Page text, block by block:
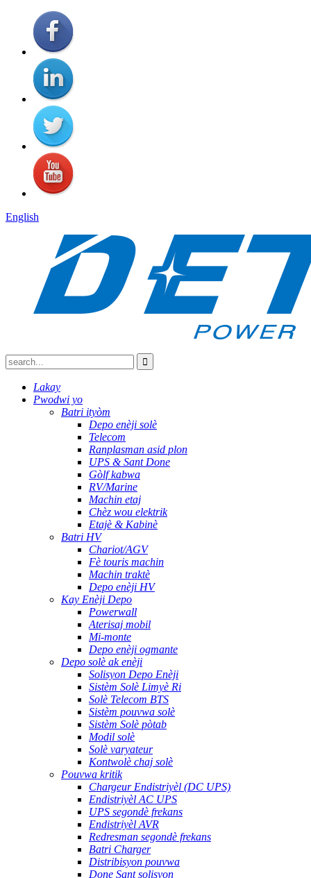
English
Lakay
Pwodwi yo
Batri ityòm
Depo enèji solè
Telecom
Ranplasman asid plon
UPS & Sant Done
Gòlf kabwa
RV/Marine
Machin etaj
Chèz wou elektrik
Etajè & Kabinè
Batri HV
Chariot/AGV
Fè touris machin
Machin traktè
Depo enèji HV
Kay Enèji Depo
Powerwall
Aterisaj mobil
Mi-monte
Depo enèji ogmante
Depo solè ak enèji
Solisyon Depo Enèji
Sistèm Solè Limyè Ri
Solè Telecom BTS
Sistèm pouvwa solè
Sistèm Solè pòtab
Modil solè
Solè varyateur
Kontwolè chaj solè
Pouvwa kritik
Chargeur Endistriyèl (DC UPS)
Endistriyèl AC UPS
UPS segondè frekans
Endistriyèl AVR
Redresman segondè frekans
Batri Charger
Distribisyon pouvwa
Done Sant solisyon